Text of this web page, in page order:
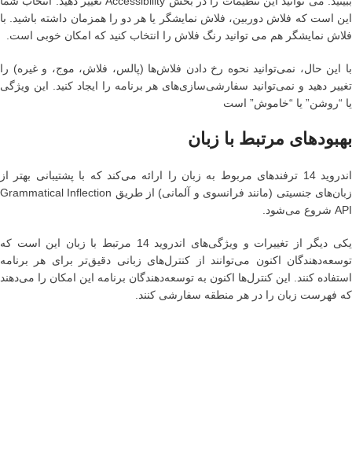
این است که فلاش دوربین، فلاش نمایشگر یا هر دو را همزمان داشته باشید. با
فلاش نمایشگر هم می توانید رنگ فلاش را انتخاب کنید که امکان خوبی است.
با این حال، نمی‌توانید نحوه رخ دادن فلاش‌ها (پالس، فلاش، موج، و غیره) را
تغییر دهید و نمی‌توانید سفارشی‌سازی‌های هر برنامه را ایجاد کنید. این ویژگی
یا “روشن” یا “خاموش” است
بهبودهای مرتبط با زبان
اندروید 14 ترفندهای مربوط به زبان را ارائه می‌کند که با پشتیبانی بهتر از
زبان‌های جنسیتی (مانند فرانسوی و آلمانی) از طریق Grammatical Inflection
API شروع می‌شود.
یکی دیگر از تغییرات و ویژگی‌های اندروید 14 مرتبط با زبان این است که
توسعه‌دهندگان اکنون می‌توانند از کنترل‌های زبانی دقیق‌تر برای هر برنامه
استفاده کنند. این کنترل‌ها اکنون به توسعه‌دهندگان برنامه این امکان را می‌دهند
که فهرست زبان را در هر منطقه سفارشی کنند.